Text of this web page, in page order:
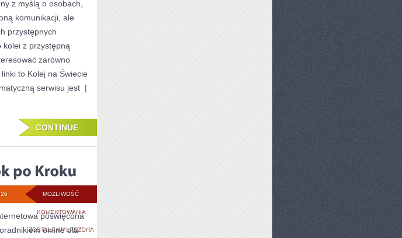
z myślą o osobach,
komunikacji, ale
przystępnych
kolei z przystępną
zarówno
to Kolej na Świecie
serwisu jest [
CONTINUE
MOŻLIWOŚĆ
KOMENTOWANIADIY
–
ZOSTAŁA WYŁĄCZONA
poświęcona
online dla